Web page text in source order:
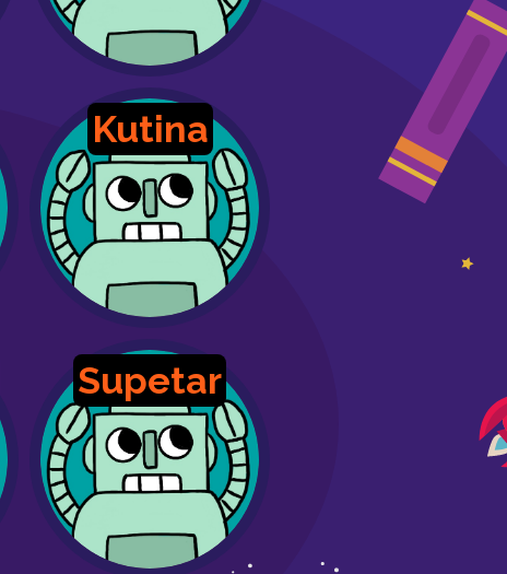
Kutina
Supetar